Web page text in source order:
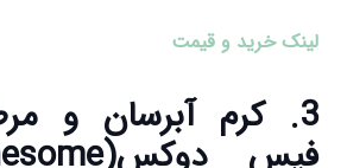
لینک خرید و قیمت
3. کرم آبرسان و